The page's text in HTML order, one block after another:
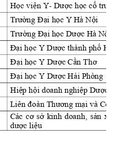
Học viện Y- Dược học cổ tru
Trường Đại học Y Hà Nội
Trường Đại học Dược Hà Nội
Đại học Y Dược thành phố H
Đại học Y Dược Cần Thơ
Đại học Y Dược Hải Phòng
Hiệp hội doanh nghiệp Dược
Liên đoàn Thương mại và
Các cơ sở kinh doanh, sản x
dược liệu